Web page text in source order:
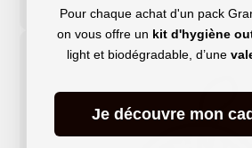
Pour chaque achat d'un pack
on vous offre un kit d'hygiène
light et biodégradable, d’une
Je découvre mon